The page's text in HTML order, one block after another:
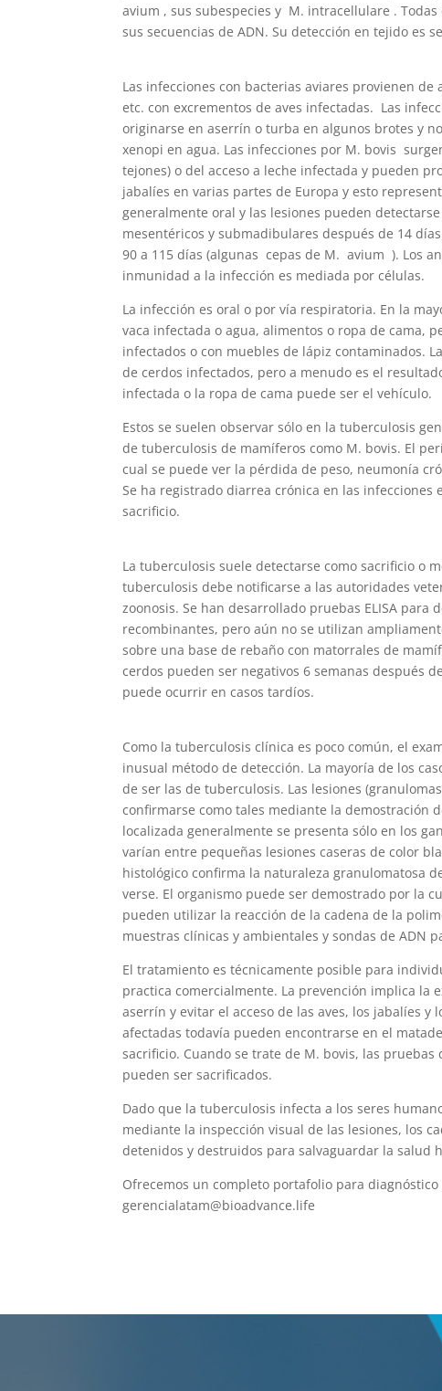
avium , sus subespecies y M. intracellulare .
sus secuencias de ADN. Su detección en tejido es
Las infecciones con bacterias aviares provienen
etc. con excrementos de aves infectadas. Las
originarse en aserrín o turba en algunos brotes y
xenopi en agua. Las infecciones por M. bovis
tejones) o del acceso a leche infectada y pueden
jabalíes en varias partes de Europa y esto
generalmente oral y las lesiones pueden
mesentéricos y submadibulares después de 14
90 a 115 días (algunas cepas de M. avium ). Los
inmunidad a la infección es mediada por células.
La infección es oral o por vía respiratoria. En la
vaca infectada o agua, alimentos o ropa de cama,
infectados o con muebles de lápiz contaminados.
de cerdos infectados, pero a menudo es el
infectada o la ropa de cama puede ser el vehículo.
Estos se suelen observar sólo en la tuberculosis
de tuberculosis de mamíferos como M. bovis. El
cual se puede ver la pérdida de peso, neumonía
Se ha registrado diarrea crónica en las infecciones
sacrificio.
La tuberculosis suele detectarse como sacrificio o
tuberculosis debe notificarse a las autoridades
zoonosis. Se han desarrollado pruebas ELISA
recombinantes, pero aún no se utilizan
sobre una base de rebaño con matorrales de
cerdos pueden ser negativos 6 semanas después
puede ocurrir en casos tardíos.
Como la tuberculosis clínica es poco común, el
inusual método de detección. La mayoría de los
de ser las de tuberculosis. Las lesiones
confirmarse como tales mediante la demostración
localizada generalmente se presenta sólo en los
varían entre pequeñas lesiones caseras de color
histológico confirma la naturaleza granulomatosa
verse. El organismo puede ser demostrado por la
pueden utilizar la reacción de la cadena de la
muestras clínicas y ambientales y sondas de ADN
El tratamiento es técnicamente posible para
practica comercialmente. La prevención implica
aserrín y evitar el acceso de las aves, los jabalíes y
afectadas todavía pueden encontrarse en el
sacrificio. Cuando se trate de M. bovis, las
pueden ser sacrificados.
Dado que la tuberculosis infecta a los seres
mediante la inspección visual de las lesiones, los
detenidos y destruidos para salvaguardar la salud
Ofrecemos un completo portafolio para
gerencialatam@bioadvance.life